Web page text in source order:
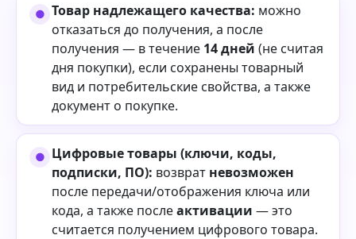
Товар надлежащего качества: можно
отказаться до получения, а после
получения — в течение 14 дней (не считая
дня покупки), если сохранены товарный
вид и потребительские свойства, а также
документ о покупке.
Цифровые товары (ключи, коды,
подписки, ПО): возврат невозможен
после передачи/отображения ключа или
кода, а также послеактивации — это
считается получением цифрового товара.